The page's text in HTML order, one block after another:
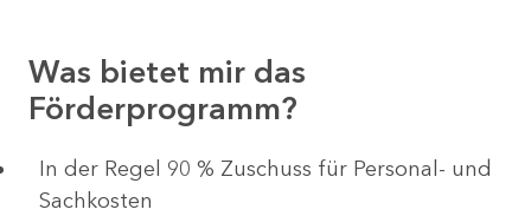
Was bietet mir das
Förderprogramm?
In der Regel 90 % Zuschuss für Personal- und
Sachkosten